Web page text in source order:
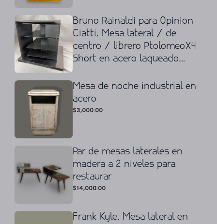
Bruno Rainaldi para Opinion
Ciatti. Mesa lateral / de
centro / librero PtolomeoX4
Short en acero laqueado
Mesa de noche industrial en
acero
$3,000.00
Par de mesas laterales en
madera a 2 niveles para
restaurar
$14,000.00
Frank Kyle. Mesa lateral en